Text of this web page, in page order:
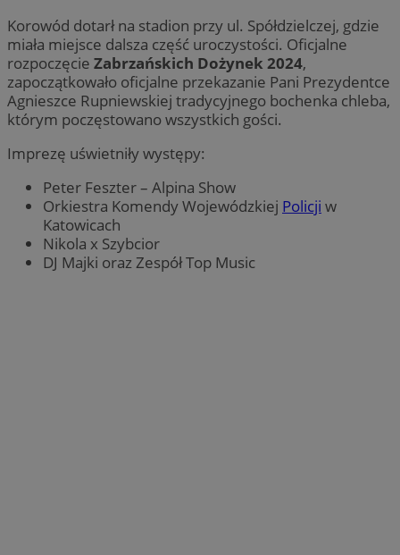
Korowód dotarł na stadion przy ul. Spółdzielczej, gdzie
miała miejsce dalsza część uroczystości. Oficjalne
rozpoczęcie Zabrzańskich Dożynek 2024,
zapoczątkowało oficjalne przekazanie Pani Prezydentce
Agnieszce Rupniewskiej tradycyjnego bochenka chleba,
którym poczęstowano wszystkich gości.
Imprezę uświetniły występy:
Peter Feszter – Alpina Show
Orkiestra Komendy Wojewódzkiej Policji w
Katowicach
Nikola x Szybcior
DJ Majki oraz Zespół Top Music